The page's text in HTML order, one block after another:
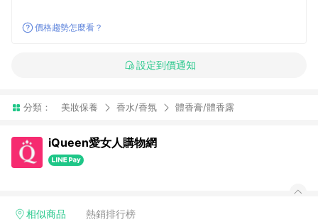
價格趨勢怎麼看？
設定到價通知
分類： 美妝保養 香水/香氛 體香膏/體香露
iQueen愛女人購物網
相似商品 熱銷排行榜